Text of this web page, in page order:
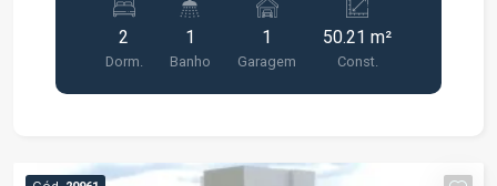
acolhedor. O conjunto foi projetado com o
objetivo de proporcionar qualidade de vida e
bem-estar aos moradores, promovendo uma
atmosfera tranquila e agradável. Cada
o que oferece a possibilidade de acomodar
2
Dorm.
1
Banho
1
Garagem
50.21 m²
Const.